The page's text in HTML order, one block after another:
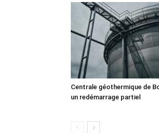
Centrale géothermique de
un redémarrage partiel